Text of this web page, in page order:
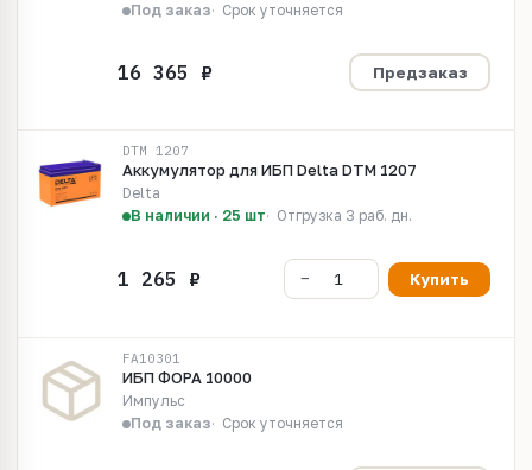
Под заказ
Срок уточняется
Предзаказ
DTM 1207
Аккумулятор для ИБП Delta DTM 1207
Delta
В наличии · 25 шт
Отгрузка 3 раб. дн.
Купить
FA10301
ИБП ФОРА 10000
Импульс
Под заказ
Срок уточняется